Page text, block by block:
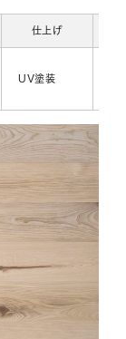
仕上げ
UV塗装